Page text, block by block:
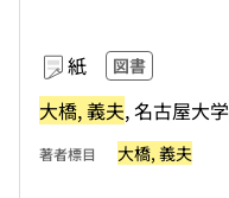
紙 図書
大橋, 義夫, 名古屋大学
著者標目 大橋, 義夫